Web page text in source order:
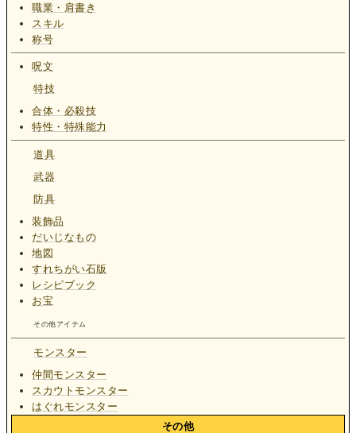
職業・肩書き
スキル
称号
呪文
特技
合体・必殺技
特性・特殊能力
道具
武器
防具
装飾品
だいじなもの
地図
すれちがい石版
レシピブック
お宝
その他アイテム
モンスター
仲間モンスター
スカウトモンスター
はぐれモンスター
その他